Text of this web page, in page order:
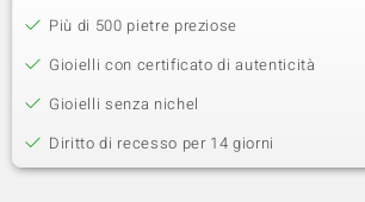
Più di 500 pietre preziose
Gioielli con certificato di autenticità
Gioielli senza nichel
Diritto di recesso per 14 giorni